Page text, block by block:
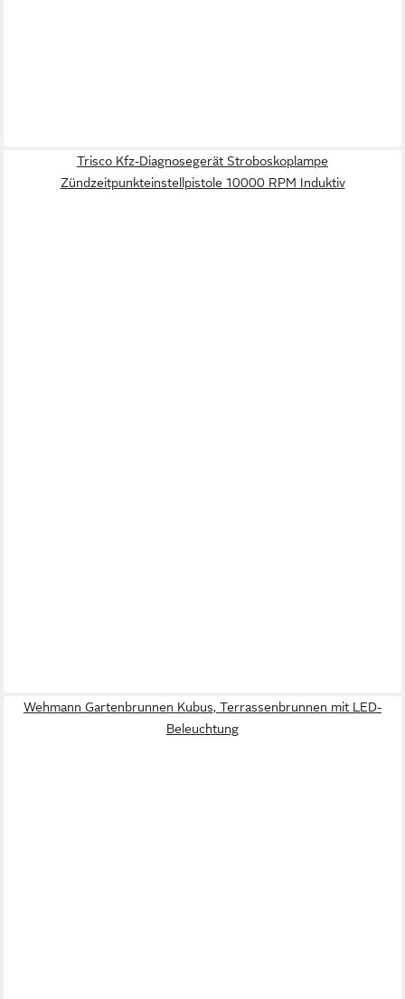
Trisco Kfz-Diagnosegerät Stroboskoplampe
Zündzeitpunkteinstellpistole 10000 RPM Induktiv
Wehmann Gartenbrunnen Kubus, Terrassenbrunnen mit LED-
Beleuchtung